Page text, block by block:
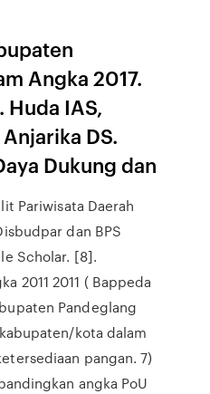
Angka 2017.
Huda IAS,
DS.
Dukung dan
Pariwisata Daerah
dan BPS
Scholar. [8].
2011 2011 ( Bappeda
Pandeglang
kabupaten/kota dalam
pangan. 7)
angka PoU